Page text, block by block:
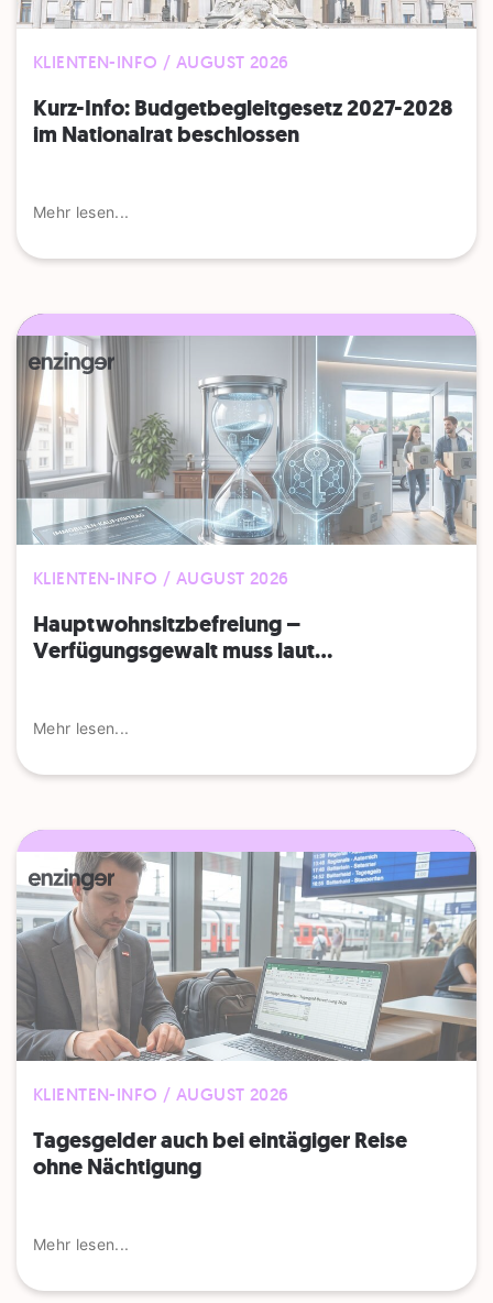
KLIENTEN-INFO / AUGUST 2026
Kurz-Info: Budgetbegleitgesetz 2027-2028
im Nationalrat beschlossen
Mehr lesen...
KLIENTEN-INFO / AUGUST 2026
Hauptwohnsitz​­befreiung –
Verfügungsgewalt muss laut...
Mehr lesen...
KLIENTEN-INFO / AUGUST 2026
Tagesgelder auch bei eintägiger Reise
ohne Nächtigung
Mehr lesen...